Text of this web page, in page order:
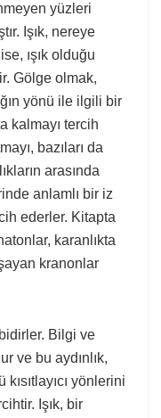
yüzleri
Işık, nereye
ışık olduğu
Gölge olmak,
yönü ile ilgili bir
kalmayı tercih
bazıları da
arasında
anlamlı bir iz
ederler. Kitapta
karanlıkta
kranonlar
Bilgi ve
ve bu aydınlık,
yönlerini
Işık, bir